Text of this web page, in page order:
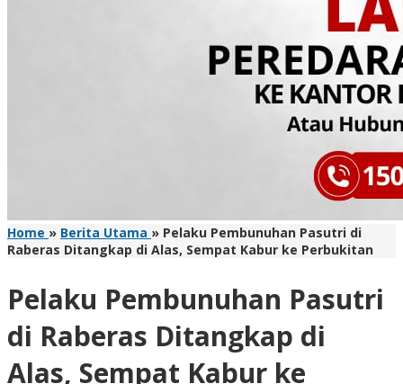
Home » Berita Utama » Pelaku Pembunuhan Pasutri di
Raberas Ditangkap di Alas, Sempat Kabur ke Perbukitan
Pelaku Pembunuhan Pasutri
di Raberas Ditangkap di
Alas, Sempat Kabur ke